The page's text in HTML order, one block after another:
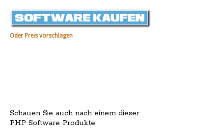
Oder Preis vorschlagen
Schauen Sie auch nach einem dieser
PHP Software Produkte